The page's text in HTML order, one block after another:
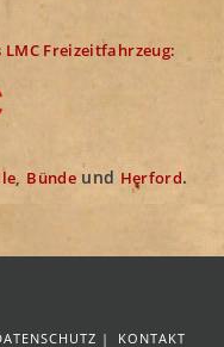
Freizeitfahrzeug:
, Bündeund Herford.
KONTAKT